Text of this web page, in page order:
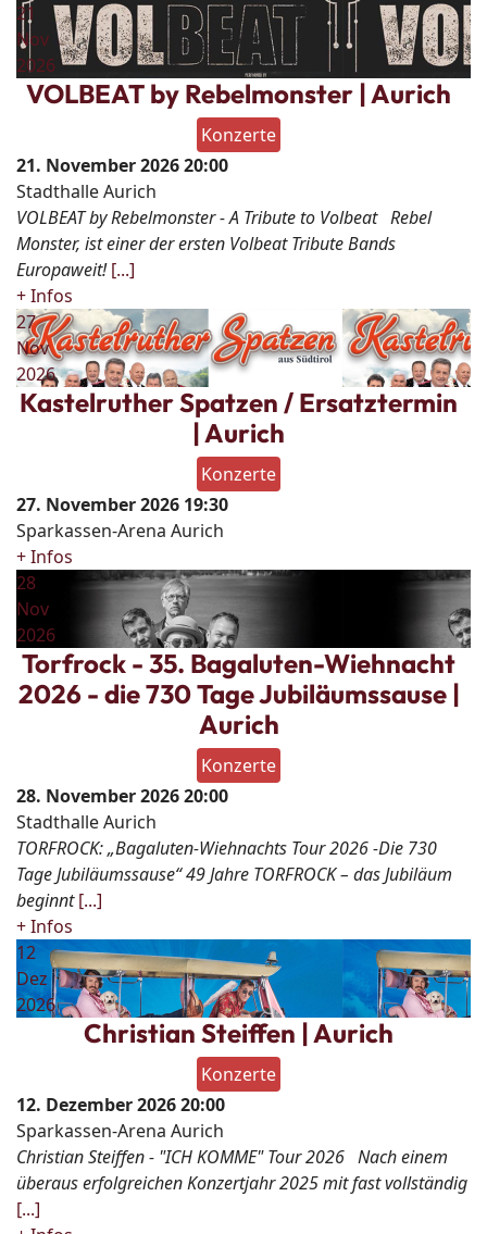
21
Nov
2026
VOLBEAT by Rebelmonster | Aurich
Konzerte
21. November 202620:00
Stadthalle Aurich
VOLBEAT by Rebelmonster - A Tribute to Volbeat Rebel
Monster, ist einer der ersten Volbeat Tribute Bands
Europaweit! [...]
+ Infos
27
Nov
2026
Kastelruther Spatzen / Ersatztermin
| Aurich
Konzerte
27. November 2026 19:30
Sparkassen-Arena Aurich
+ Infos
28
Nov
2026
Torfrock - 35. Bagaluten-Wiehnacht
2026 - die 730 Tage Jubiläumssause |
Aurich
Konzerte
28. November 202620:00
Stadthalle Aurich
TORFROCK: „Bagaluten-Wiehnachts Tour 2026 -Die 730
Tage Jubiläumssause“ 49 Jahre TORFROCK – das Jubiläum
beginnt [...]
+ Infos
12
Dez
2026
Christian Steiffen | Aurich
Konzerte
12. Dezember 202620:00
Sparkassen-Arena Aurich
Christian Steiffen - "ICH KOMME" Tour 2026 Nach einem
überaus erfolgreichen Konzertjahr 2025 mit fast vollständig
[...]